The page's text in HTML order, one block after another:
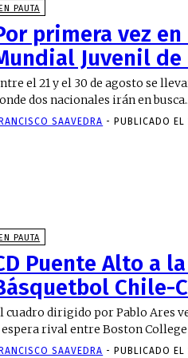
PAUTA
primera vez
Juvenil de
el 21 y el 30 de agosto se
dos nacionales irán en
SAAVEDRA - PUBLICADO
EN PAUTA
Puente Alto a
Chile-
cuadro dirigido por Pablo Ares
espera rival entre Boston College
SAAVEDRA - PUBLICADO